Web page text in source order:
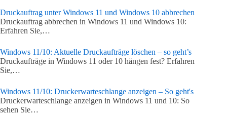
Druckauftrag unter Windows 11 und Windows 10 abbrechen
Druckauftrag abbrechen in Windows 11 und Windows 10:
Erfahren Sie,…
Windows 11/10: Aktuelle Druckaufträge löschen – so geht’s
Druckaufträge in Windows 11 oder 10 hängen fest? Erfahren
Sie,…
Windows 11/10: Druckerwarteschlange anzeigen – So geht's
Druckerwarteschlange anzeigen in Windows 11 und 10: So
sehen Sie…